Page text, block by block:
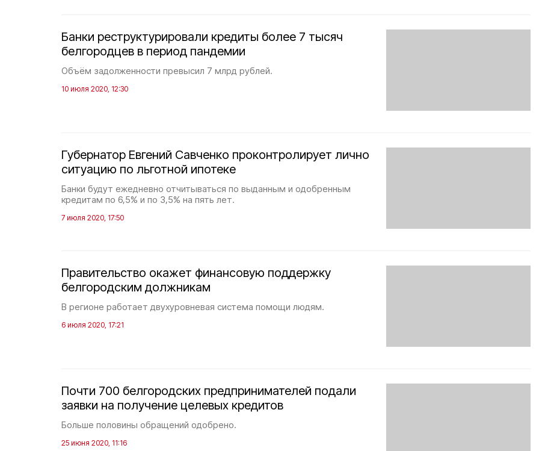
Банки реструктурировали кредиты более 7 тысяч
белгородцев в период пандемии
Объём задолженности превысил 7 млрд рублей.
10 июля 2020, 12:30
Губернатор Евгений Савченко проконтролирует лично
ситуацию по льготной ипотеке
Банки будут ежедневно отчитываться по выданным и одобренным
кредитам по 6,5% и по 3,5% на пять лет.
7 июля 2020, 17:50
Правительство окажет финансовую поддержку
белгородским должникам
В регионе работает двухуровневая система помощи людям.
6 июля 2020, 17:21
Почти 700 белгородских предпринимателей подали
заявки на получение целевых кредитов
Больше половины обращений одобрено.
25 июня 2020, 11:16